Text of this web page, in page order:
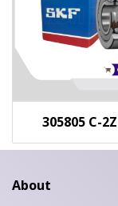
305805 C-2Z
About